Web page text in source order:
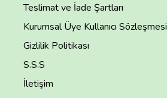
Teslimat ve İade Şartları
Kurumsal Üye Kullanıcı Sözleşmesi
Gizlilik Politikası
S.S.S
İletişim